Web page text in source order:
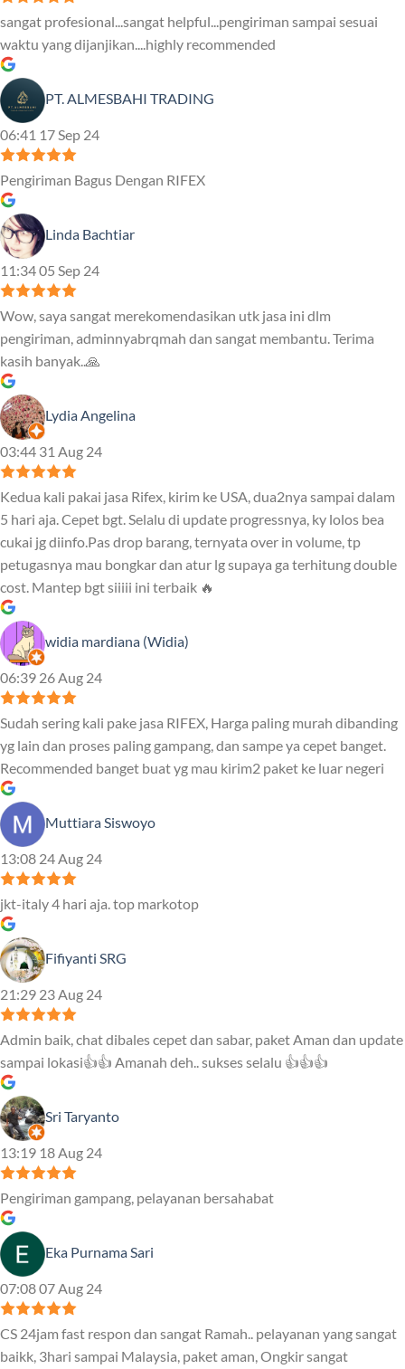
sangat profesional...sangat helpful...pengiriman sampai sesuai
waktu yang dijanjikan....highly recommended
PT. ALMESBAHI TRADING
06:41 17 Sep 24
Pengiriman Bagus Dengan RIFEX
Linda Bachtiar
11:34 05 Sep 24
Wow, saya sangat merekomendasikan utk jasa ini dlm
pengiriman, adminnyabrqmah dan sangat membantu. Terima
kasih banyak..🙏
Lydia Angelina
03:44 31 Aug 24
Kedua kali pakai jasa Rifex, kirim ke USA, dua2nya sampai dalam
5 hari aja. Cepet bgt. Selalu di update progressnya, ky lolos bea
cukai jg diinfo.Pas drop barang, ternyata over in volume, tp
petugasnya mau bongkar dan atur lg supaya ga terhitung double
cost. Mantep bgt siiiii ini terbaik 🔥
widia mardiana (Widia)
06:39 26 Aug 24
Sudah sering kali pake jasa RIFEX, Harga paling murah dibanding
yg lain dan proses paling gampang, dan sampe ya cepet banget.
Recommended banget buat yg mau kirim2 paket ke luar negeri
Muttiara Siswoyo
13:08 24 Aug 24
jkt-italy 4 hari aja. top markotop
Fifiyanti SRG
21:29 23 Aug 24
Admin baik, chat dibales cepet dan sabar, paket Aman dan update
sampai lokasi👍👍 Amanah deh.. sukses selalu 👍👍👍
Sri Taryanto
13:19 18 Aug 24
Pengiriman gampang, pelayanan bersahabat
Eka Purnama Sari
07:08 07 Aug 24
CS 24jam fast respon dan sangat Ramah.. pelayanan yang sangat
baikk, 3hari sampai Malaysia, paket aman, Ongkir sangat